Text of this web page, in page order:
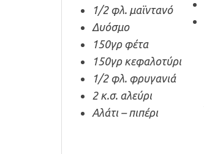
1/2 φλ. μαϊντανό
Δυόσμο
150γρ φέτα
150γρ κεφαλοτύρι
1/2 φλ. φρυγανιά
2 κ.σ. αλεύρι
Αλάτι – πιπέρι